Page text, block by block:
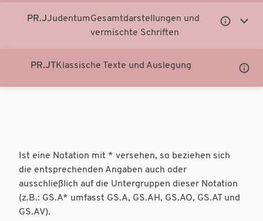
PR.JJudentumGesamtdarstellungen und
vermischte Schriften
PR.JTKlassische Texte und Auslegung
Ist eine Notation mit * versehen, so beziehen sich
die entsprechenden Angaben auch oder
ausschließlich auf die Untergruppen dieser Notation
(z.B.: GS.A* umfasst GS.A, GS.AH, GS.AO, GS.AT und
GS.AV).